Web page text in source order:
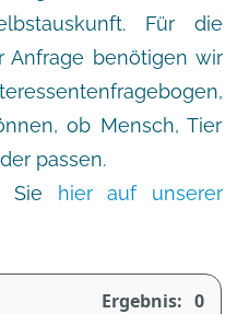
Für die
Anfrage benötigen wir
ob Mensch, Tier
passen.
Sie
hier auf unserer
Ergebnis: 0